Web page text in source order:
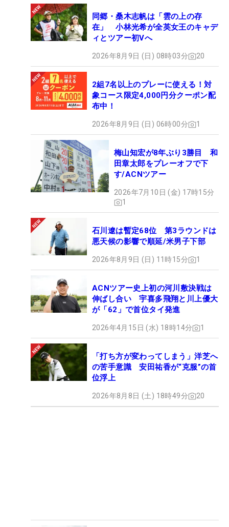
同郷・桑木志帆は「雲の上の存
在」 小林光希が全英女王のキャデ
ィとツアー初Vへ
2026年8月9日 (日) 08時03分 20
2組7名以上のプレーに使える！対
象コース限定4,000円分クーポン配
布中！
2026年8月9日 (日) 06時00分 1
梅山知宏が8年ぶり3勝目 和
田章太郎をプレーオフで下
す/ACNツアー
2026年7月10日 (金) 17時15分
1
石川遼は暫定68位 第3ラウンドは
悪天候の影響で順延/米男子下部
2026年8月9日 (日) 11時15分 1
ACNツアー史上初の河川敷決戦は
伸ばし合い 宇喜多飛翔と川上優大
が「62」で首位タイ発進
2026年4月15日 (水) 18時14分 1
「打ち方が変わってしまう」洋芝へ
の苦手意識 安田祐香が“克服”の首
位浮上
2026年8月8日 (土) 18時49分 20